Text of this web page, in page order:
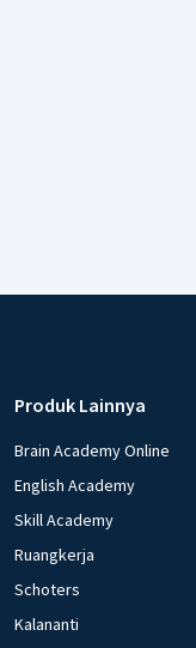
Produk Lainnya
Brain Academy Online
English Academy
Skill Academy
Ruangkerja
Schoters
Kalananti